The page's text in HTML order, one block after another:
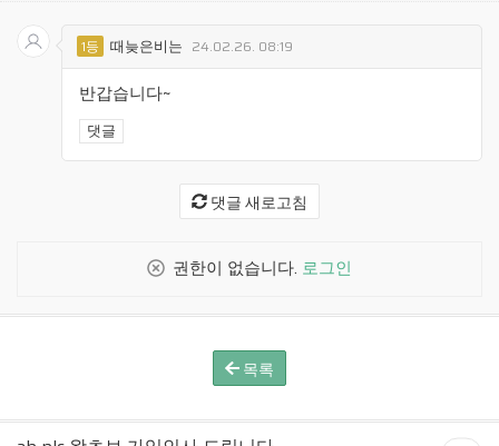
1등 때늦은비는 24.02.26. 08:19
반갑습니다~
댓글
댓글 새로고침
권한이 없습니다. 로그인
목록